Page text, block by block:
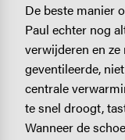
De beste manier
Paul echter nog
verwijderen en
geventileerde,
centrale
te snel droogt,
Wanneer de